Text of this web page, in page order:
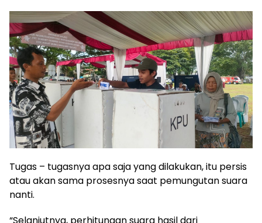
Tugas – tugasnya apa saja yang dilakukan, itu persis
atau akan sama prosesnya saat pemungutan suara
nanti.
“Selanjutnya, perhitungan suara hasil dari